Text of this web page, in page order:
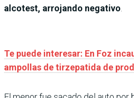
alcotest, arrojando negativo
Te puede interesar: En Foz
ampollas de tirzepatida de